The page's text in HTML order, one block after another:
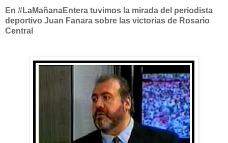
En #LaMañanaEntera tuvimos la mirada del periodista
deportivo Juan Fanara sobre las victorias de Rosario
Central